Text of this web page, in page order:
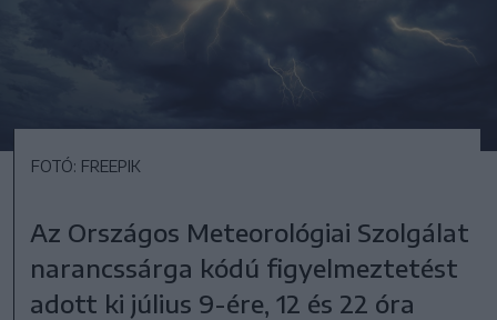
FOTÓ: FREEPIK
Az Országos Meteorológiai Szolgálat
narancssárga kódú figyelmeztetést
adott ki július 9-ére, 12 és 22 óra